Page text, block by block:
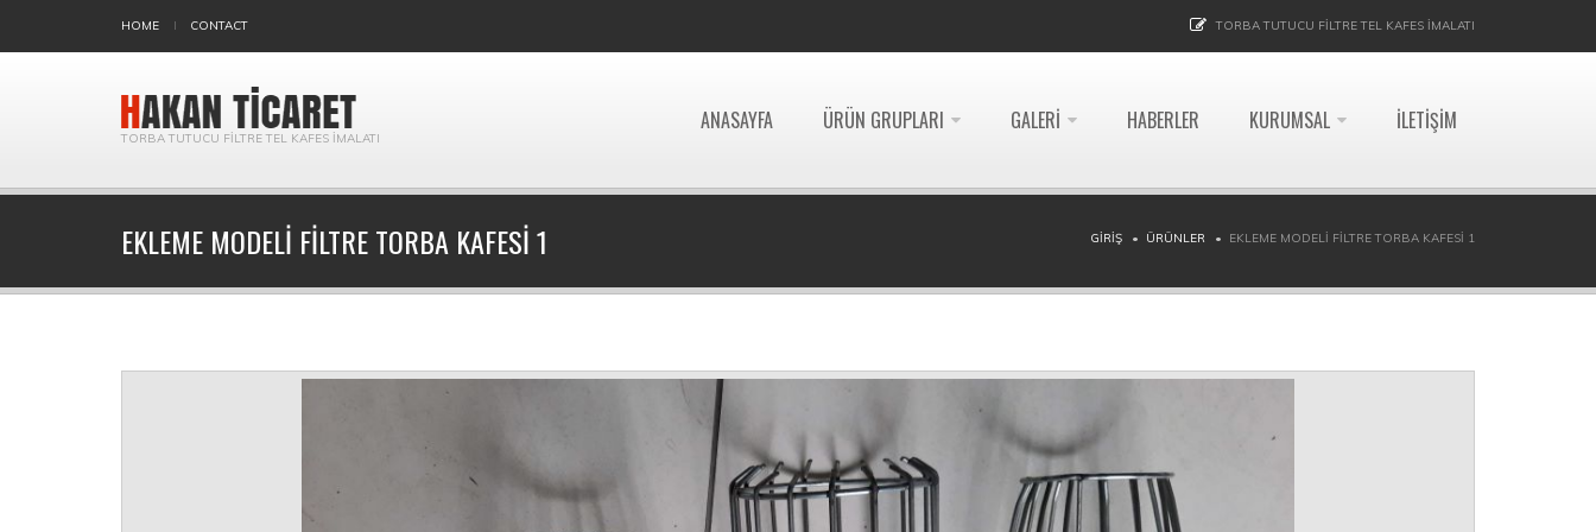
HOME CONTACT TORBA TUTUCU FILTRE TEL KAFES İMALATI
TORBA TUTUCU FILTRE TEL KAFES İMALATI
ANASAYFA ÜRÜN GRUPLARI GALERI HABERLER KURUMSAL İLETIŞIM
EKLEME MODELI FILTRE TORBA KAFESI 1 GIRIŞ ÜRÜNLER EKLEME MODELI FILTRE TORBA KAFESI 1